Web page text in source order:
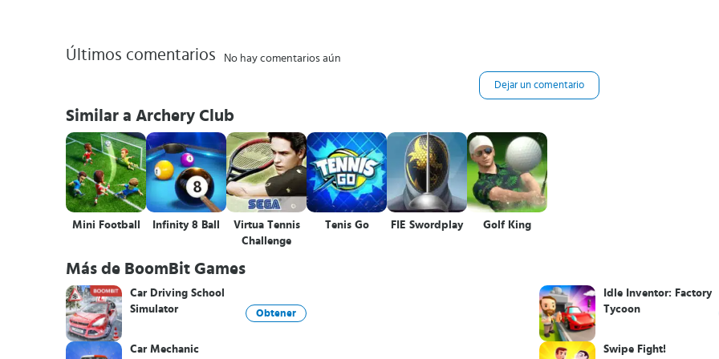
Últimos comentarios No hay comentarios aún
Dejar un comentario
Similar a Archery Club
Mini Football Infinity 8 Ball
Virtua Tennis
Challenge
Tenis Go FIE Swordplay Golf King
Más de BoomBit Games
Car Driving School
Simulator
Obtener
Car Mechanic
Idle Inventor: Factory
Tycoon
Swipe Fight!